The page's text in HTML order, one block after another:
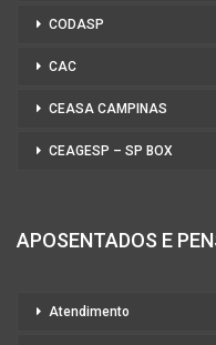
CODASP
CAC
CEASA CAMPINAS
CEAGESP – SP BOX
APOSENTADOS E
Atendimento